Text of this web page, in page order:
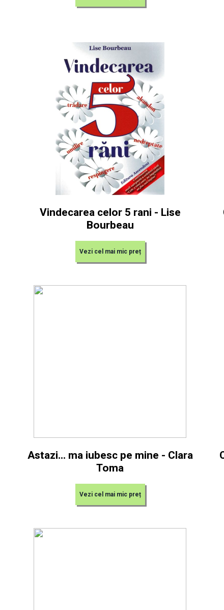
Vindecarea celor 5 rani - Lise
Bourbeau
Vezi cel mai mic preț
Astazi... ma iubesc pe mine - Clara
Toma
Vezi cel mai mic preț